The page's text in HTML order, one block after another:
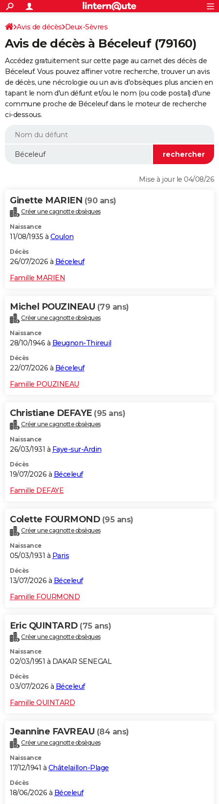
ACTUALITÉS
Politique
Société
Faits Divers
Education
Monde
Villes
+
SPORT
Coupe du monde 2026
Football
Tennis
Cyclisme
Rugby
Forum
Programme TV
TNT
Streaming
Cinéma
Sorties cinéma
Musique
+
FINANCE
Retraite
Epargne
Immobilier
Risques naturels par ville
Assurance
AUTO
Essais
Réserver un essai
Citadines
Berlines
SUV
Forum auto
+HIGH-TECH
BRICOLAGE
WEEK-END
Alimentation
Guide de la santé
Maladies
Médicaments
Sommeil
VOYAGE
Destinations
City break
Voyage nature
Voyage de noces
Forum
Climat
+PHOTO
GUIDES D'ACHAT
Carte de Noël
Carte Bonne année
Carte Saint-Valentin
Carte Pâques
Carte d'anniversaire
DICTIONNAIRE
Dictionnaire
Biographies
Citations
Expressions
Proverbes
PROGRAMME TV
S'inscrire
Se connecter
Lycées
Collèges
Primaires
Universités
Entreprises
Service militaire
Avis de recherche
AVIS DE DÉCÈS
FORUM
Bricolage
Lifestyle
Culture
Sport
Auto
Television
Voyage
Cinema
Connexion
Avis de décès Deux-Sèvres
Avis de décès à Béceleuf (79160)
Accédez gratuitement sur cette page au carnet des décès de
Béceleuf. Vous pouvez affiner votre recherche, trouver un avis
de décès, une nécrologie ou un avis d'obsèques plus ancien en
tapant le nom d'un défunt et/ou le nom (ou code postal) d'une
commune proche de Béceleuf dans le moteur de recherche
ci-dessous.
Mise à jour le 04/08/26
Ginette MARIEN (90 ans)
Créer une cagnotte obsèques
Naissance
11/08/1935 à Coulon
Décès
26/07/2026 à Béceleuf
Famille MARIEN
Michel POUZINEAU (79 ans)
Créer une cagnotte obsèques
Naissance
28/10/1946 à Beugnon-Thireuil
Décès
22/07/2026 à Béceleuf
Famille POUZINEAU
Christiane DEFAYE (95 ans)
Créer une cagnotte obsèques
Naissance
26/03/1931 à Faye-sur-Ardin
Décès
19/07/2026 à Béceleuf
Famille DEFAYE
Colette FOURMOND (95 ans)
Créer une cagnotte obsèques
Naissance
05/03/1931 à Paris
Décès
13/07/2026 à Béceleuf
Famille FOURMOND
Eric QUINTARD (75 ans)
Créer une cagnotte obsèques
Naissance
02/03/1951 à DAKAR SENEGAL
Décès
03/07/2026 à Béceleuf
Famille QUINTARD
Jeannine FAVREAU (84 ans)
Créer une cagnotte obsèques
Naissance
17/12/1941 à Châtelaillon-Plage
Décès
18/06/2026 à Béceleuf